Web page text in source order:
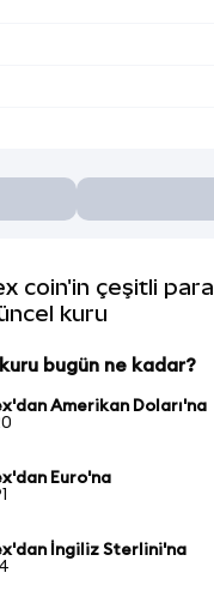
coin'in çeşitli para
kuru
bugün ne kadar?
Amerikan Doları'na
Euro'na
İngiliz Sterlini'na